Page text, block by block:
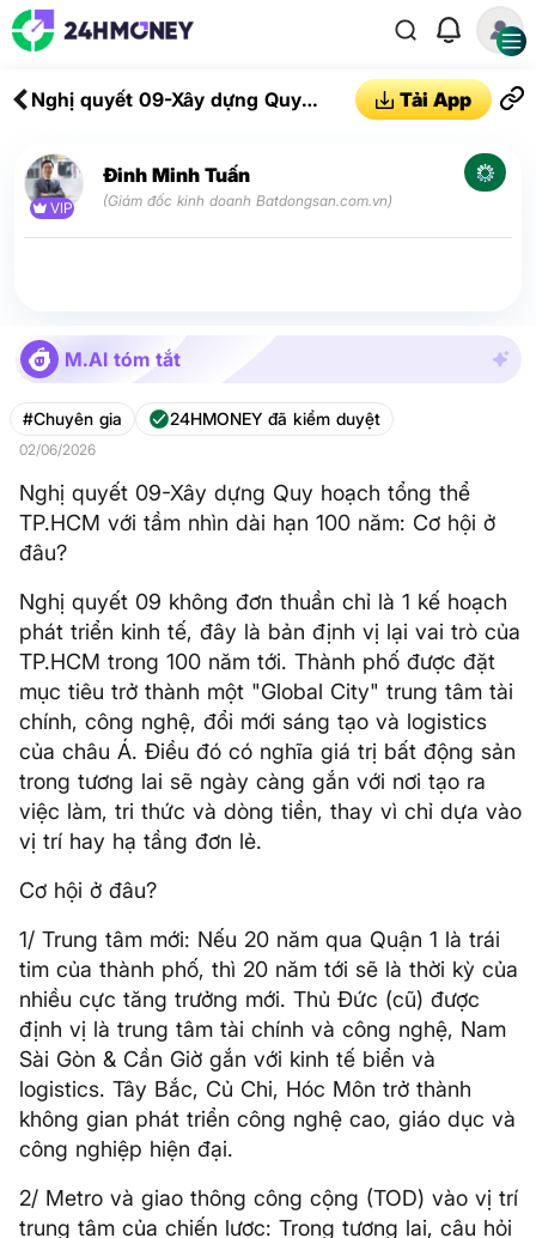
Nghị quyết 09-Xây dựng Quy
nhìn dài hạn 100 năm: Cơ hội ở
đâu?
Tải App
VIP
Đinh Minh Tuấn
(Giám đốc kinh doanh Batdongsan.com.vn)
M.AI tóm tắt
#Chuyên gia 24HMONEY đã kiểm duyệt
02/06/2026
Nghị quyết 09-Xây dựng Quy hoạch tổng thể
TP.HCM với tầm nhìn dài hạn 100 năm: Cơ hội ở
đâu?
Nghị quyết 09 không đơn thuần chỉ là 1 kế hoạch
phát triển kinh tế, đây là bản định vị lại vai trò của
TP.HCM trong 100 năm tới. Thành phố được đặt
mục tiêu trở thành một "Global City" trung tâm tài
chính, công nghệ, đổi mới sáng tạo và logistics
của châu Á. Điều đó có nghĩa giá trị bất động sản
trong tương lai sẽ ngày càng gắn với nơi tạo ra
việc làm, tri thức và dòng tiền, thay vì chỉ dựa vào
vị trí hay hạ tầng đơn lẻ.
Cơ hội ở đâu?
1/ Trung tâm mới: Nếu 20 năm qua Quận 1 là trái
tim của thành phố, thì 20 năm tới sẽ là thời kỳ của
nhiều cực tăng trưởng mới. Thủ Đức (cũ) được
định vị là trung tâm tài chính và công nghệ, Nam
Sài Gòn & Cần Giờ gắn với kinh tế biển và
logistics. Tây Bắc, Củ Chi, Hóc Môn trở thành
không gian phát triển công nghệ cao, giáo dục và
công nghiệp hiện đại.
2/ Metro và giao thông công cộng (TOD) vào vị trí
trung tâm của chiến lược: Trong tương lai, câu hỏi